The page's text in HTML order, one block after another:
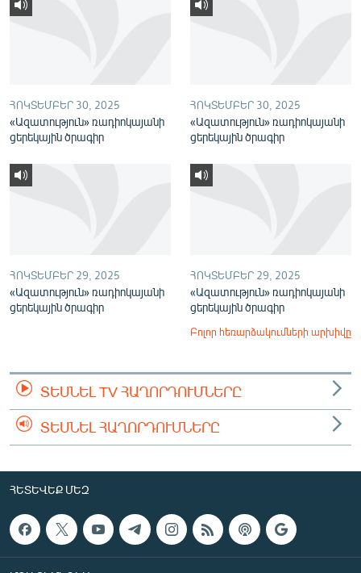
ՀՈԿՏԵՄԲԵՐ 30, 2025
«Ազատություն» ռադիոկայանի
ցերեկային ծրագիր
ՀՈԿՏԵՄԲԵՐ 30, 2025
«Ազատություն» ռադիոկայանի
ցերեկային ծրագիր
ՀՈԿՏԵՄԲԵՐ 29, 2025
«Ազատություն» ռադիոկայանի
ցերեկային ծրագիր
ՀՈԿՏԵՄԲԵՐ 29, 2025
«Ազատություն» ռադիոկայանի
ցերեկային ծրագիր
Բոլոր հեռարձակումների արխիվը
ՏԵՍՆԵԼ TV ՀԱՂՈՐԴՈՒՄՆԵՐԸ
ՏԵՍՆԵԼ ՀԱՂՈՐԴՈՒՄՆԵՐԸ
ՀԵՏԵՎԵՔ ՄԵԶ